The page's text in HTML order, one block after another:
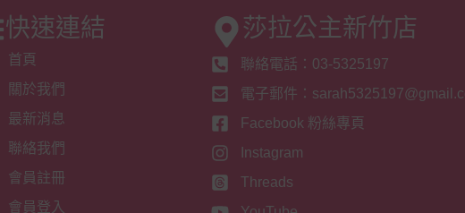
快速連結
首頁
關於我們
最新消息
聯絡我們
會員註冊
會員登入
莎拉公主新竹店
聯絡電話：03-5325197
電子郵件：
Facebook 粉絲專頁
Instagram
Threads